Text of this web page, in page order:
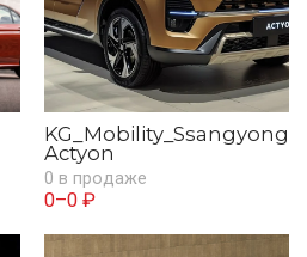
KG_Mobility_Ssangyong
Actyon
0 в продаже
0–0 ₽